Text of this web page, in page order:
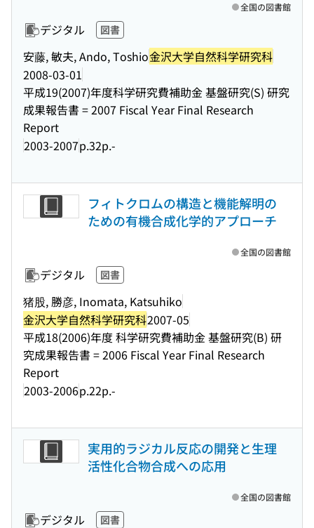
デジタル 図書
安藤, 敏夫, Ando, Toshio金沢大学自然科学研究科
2008-03-01
平成19(2007)年度科学研究費補助金 基盤研究(S) 研究
成果報告書 = 2007 Fiscal Year Final Research
Report
2003-2007p.32p.-
全国の図書館
フィトクロムの構造と機能解明の
ための有機合成化学的アプローチ
デジタル 図書
猪股, 勝彦, Inomata, Katsuhiko
金沢大学自然科学研究科2007-05
平成18(2006)年度 科学研究費補助金 基盤研究(B) 研
究成果報告書 = 2006 Fiscal Year Final Research
Report
2003-2006p.22p.-
全国の図書館
実用的ラジカル反応の開発と生理
活性化合物合成への応用
デジタル 図書
全国の図書館